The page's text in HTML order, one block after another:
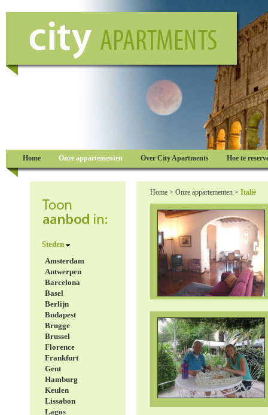
Steden
Amsterdam
Antwerpen
Barcelona
Basel
Berlijn
Budapest
Brugge
Brussel
Florence
Frankfurt
Gent
Hamburg
Keulen
Lissabon
Lagos
Home > Onze appartementen > Italië
Home Onze appartementen Over City Apartments Hoe te